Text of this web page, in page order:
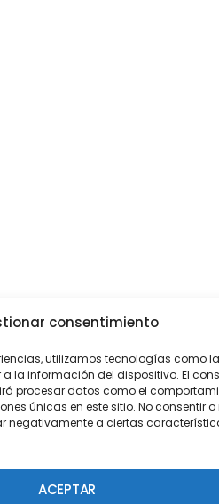
consentimiento
utilizamos tecnologías como
la información del dispositivo. El
procesar datos como el
únicas en este sitio. No consentir o
negativamente a ciertas
ACEPTAR